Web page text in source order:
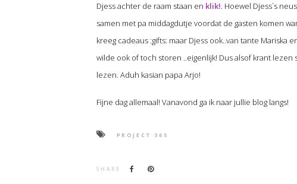
Djess achter de raam staan en klik!. Hoewel Djess`s
samen met pa middagdutje voordat de gasten komen
kreeg cadeaus :gifts: maar Djess ook..van tante Mariska
wilde ook of toch storen ..eigenlijk! Dus alsof krant
lezen. Aduh kasian papa Arjo!
Fijne dag allemaal! Vanavond ga ik naar jullie blog langs!
PROJECT 365
SHARE